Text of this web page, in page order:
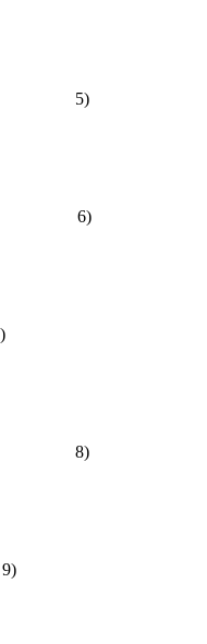
5)
6)
8)
9)